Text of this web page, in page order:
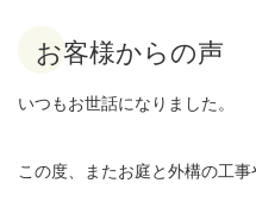
お客様からの声
いつもお世話になりました。
この度、またお庭と外構の工事